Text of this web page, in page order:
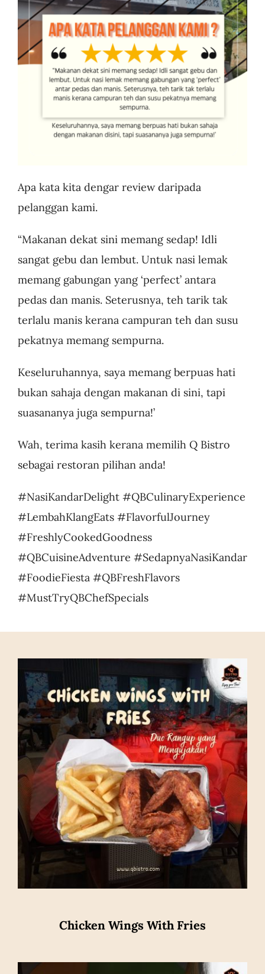
Business
Apa kata kita dengar review daripada
pelanggan kami.
“Makanan dekat sini memang sedap! Idli
sangat gebu dan lembut. Untuk nasi lemak
memang gabungan yang ‘perfect’ antara
pedas dan manis. Seterusnya, teh tarik tak
terlalu manis kerana campuran teh dan susu
pekatnya memang sempurna.
Keseluruhannya, saya memang berpuas hati
bukan sahaja dengan makanan di sini, tapi
suasananya juga sempurna!’
Wah, terima kasih kerana memilih Q Bistro
sebagai restoran pilihan anda!
#NasiKandarDelight #QBCulinaryExperience
#LembahKlangEats #FlavorfulJourney
#FreshlyCookedGoodness
#QBCuisineAdventure #SedapnyaNasiKandar
#FoodieFiesta #QBFreshFlavors
#MustTryQBChefSpecials
Chicken Wings With Fries